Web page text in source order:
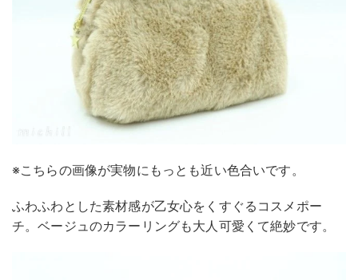
※こちらの画像が実物にもっとも近い色合いです。
ふわふわとした素材感が乙女心をくすぐるコスメポー
チ。ベージュのカラーリングも大人可愛くて絶妙です。